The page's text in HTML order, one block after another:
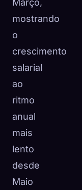
Março,
mostrando
o
crescimento
salarial
ao
ritmo
anual
mais
lento
desde
Maio